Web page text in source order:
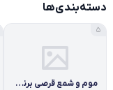
دسته‌بندی‌ها
5
موم و شمع قرصی برند شاینی